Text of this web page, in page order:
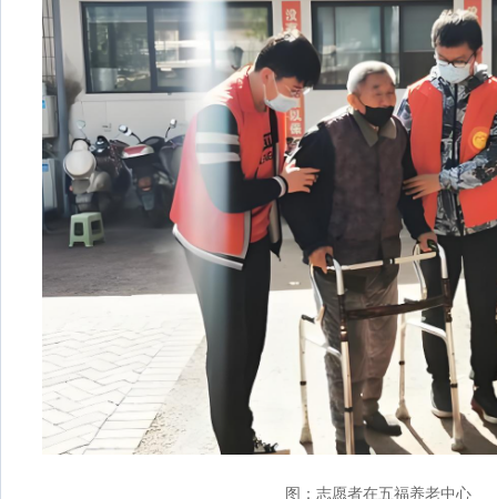
图：志愿者在五福养老中心